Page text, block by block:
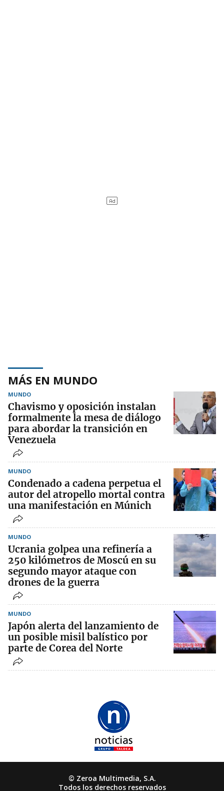
MÁS EN MUNDO
MUNDO
Chavismo y oposición instalan
formalmente la mesa de diálogo
para abordar la transición en
Venezuela
MUNDO
Condenado a cadena perpetua el
autor del atropello mortal contra
una manifestación en Múnich
MUNDO
Ucrania golpea una refinería a
250 kilómetros de Moscú en su
segundo mayor ataque con
drones de la guerra
MUNDO
Japón alerta del lanzamiento de
un posible misil balístico por
parte de Corea del Norte
© Zeroa Multimedia, S.A.
Todos los derechos reservados